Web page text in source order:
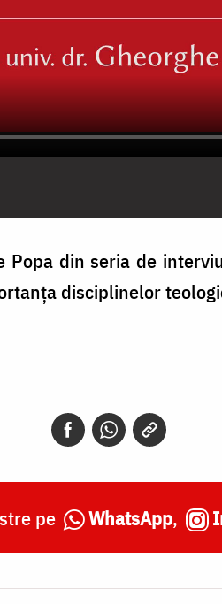
Popa din seria de
disciplinelor
pe WhatsApp,